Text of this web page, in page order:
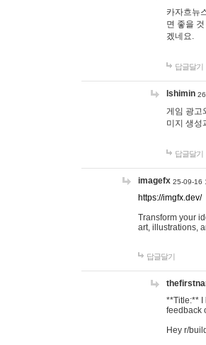
카자흐뉴
면 좋을
겠네요.
답글달기
lshimin
게임 광고
미지 생성
답글달기
imagefx 25-09-16
https://imgfx.dev/
Transform your
art, illustrations,
답글달기
**Title:** I
feedback
Hey r/